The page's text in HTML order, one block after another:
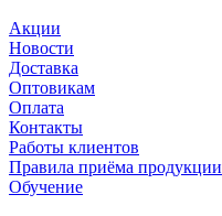
Акции
Новости
Доставка
Оптовикам
Оплата
Контакты
Работы клиентов
Правила приёма продукции
Обучение